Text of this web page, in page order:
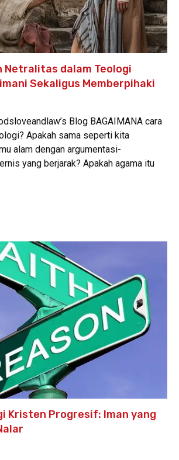
Netralitas dalam Teologi
Sekaligus Memberpihaki
Blog BAGAIMANA cara
Apakah sama seperti kita
alam dengan argumentasi-
yang berjarak? Apakah agama itu
Kristen Progresif: Iman yang